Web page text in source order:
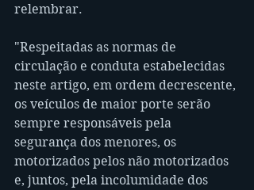
relembrar.
"Respeitadas as normas de
circulação e conduta estabelecidas
neste artigo, em ordem decrescente,
os veículos de maior porte serão
sempre responsáveis pela
segurança dos menores, os
motorizados pelos não motorizados
e, juntos, pela incolumidade dos